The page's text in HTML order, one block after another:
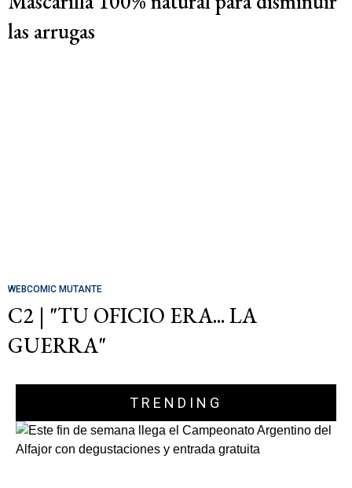
las arrugas
WEBCOMIC MUTANTE
C2 | "TU OFICIO ERA... LA
GUERRA"
TRENDING